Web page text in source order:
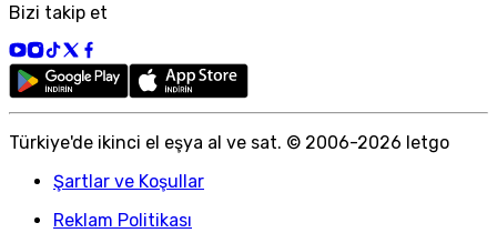
Bizi takip et
Türkiye'de ikinci el eşya al ve sat. © 2006-2026 letgo
Şartlar ve Koşullar
Reklam Politikası